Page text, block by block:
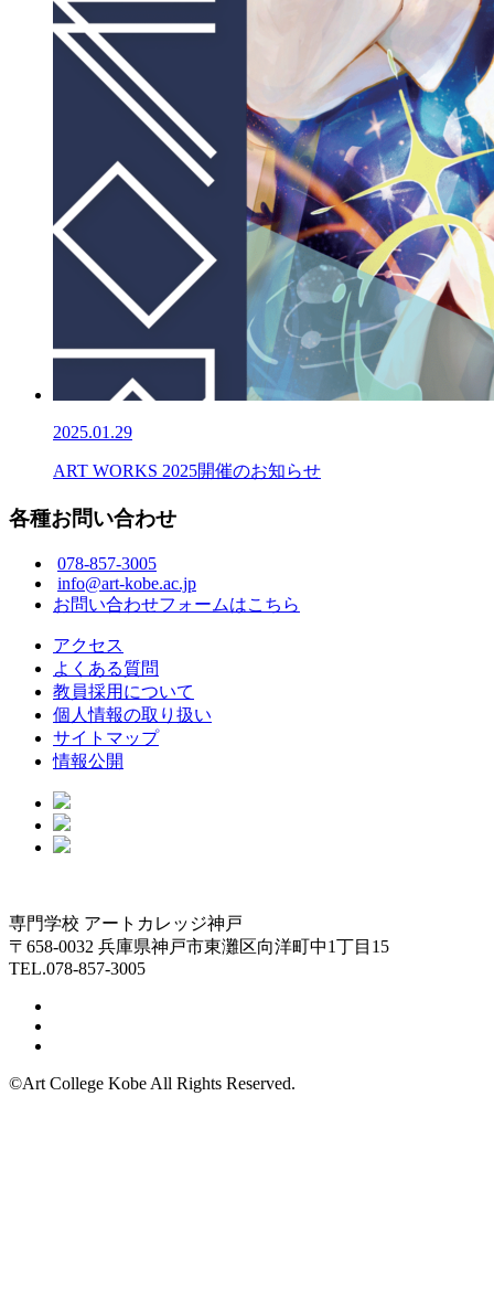
2025.01.29
ART WORKS 2025開催のお知らせ
各種お問い合わせ
078-857-3005
info@art-kobe.ac.jp
お問い合わせフォームはこちら
アクセス
よくある質問
教員採用について
個人情報の取り扱い
サイトマップ
情報公開
専門学校 アートカレッジ神戸
〒658-0032 兵庫県神戸市東灘区向洋町中1丁目15
TEL.078-857-3005
©Art College Kobe All Rights Reserved.